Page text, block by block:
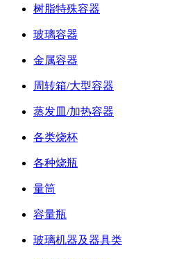
树脂特殊容器
玻璃容器
金属容器
周转箱/大型容器
蒸发皿/加热容器
各类烧杯
各种烧瓶
量筒
容量瓶
玻璃机器及器具类